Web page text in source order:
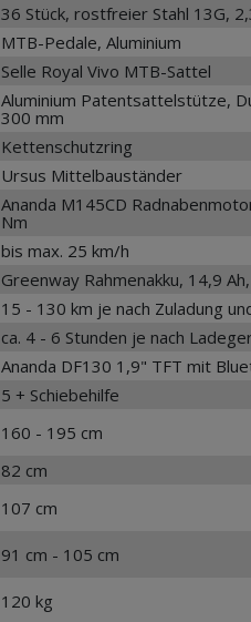
36 Stück, rostfreier Stahl 13G,
MTB-Pedale, Aluminium
Selle Royal Vivo MTB-Sattel
Aluminium Patentsattelstütze,
300 mm
Kettenschutzring
Ursus Mittelbauständer
Ananda M145CD
Nm
bis max. 25 km/h
Greenway Rahmenakku, 14,9
15 - 130 km je nach Zuladung
ca. 4 - 6 Stunden je nach
Ananda DF130 1,9" TFT mit
5 + Schiebehilfe
160 - 195 cm
82 cm
107 cm
91 cm - 105 cm
120 kg